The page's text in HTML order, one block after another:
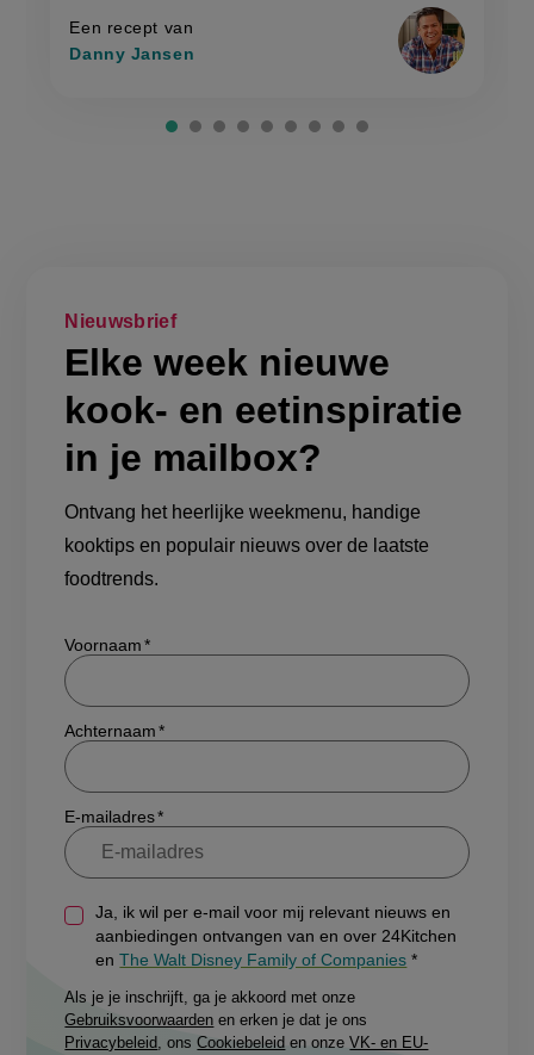
rijst'
Een recept van
Danny Jansen
rijst
Nieuwsbrief
Elke week nieuwe
kook- en eetinspiratie
in je mailbox?
Ontvang het heerlijke weekmenu, handige
kooktips en populair nieuws over de laatste
foodtrends.
Show/hide
Voornaam
Achternaam
E-mailadres
Ja, ik wil per e-mail voor mij relevant nieuws en
aanbiedingen ontvangen van en over 24Kitchen
enThe Walt Disney Family of Companies
Als je je inschrijft, ga je akkoord met onze
Gebruiksvoorwaarden en erken je dat je ons
Privacybeleid, onsCookiebeleid en onzeVK- en EU-